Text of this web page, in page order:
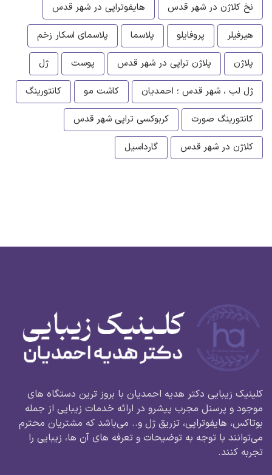
نخ کلاژن در شهر قدس
هایفوتراپی در شهر قدس
هیرفیلر
پروفایلو پلاسما
پلاسمای اسکار زخم
پلاژن
پلاژن تراپی در شهر قدس پوست
ژل
ژل لب ، شهر قدس ؛ احمدیان
کاشت مو
کانتورینگ
کانتورینگ صورت
کربوکسی تراپی شهر قدس
کلاژن در شهر قدس
گارداسیل
کلینیک زیبایی دکتر هدیه احمدیان با بروز ترین دستگاه های
موجود و پرسنل مجرب پیشرو در ارائه خدمات زیبایی از جمله
بوتاکس، هایفوتراپی، تزریق ژل و.. می‌باشد که مشتریان محترم
می‌توانند با توجه به توضیحات و تعرفه های آن ها، زیبایی را
تجربه کنند.